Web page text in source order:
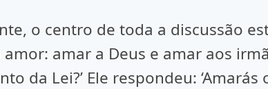
o centro de toda a discussão
amar a Deus e amar aos
da Lei?’ Ele respondeu: